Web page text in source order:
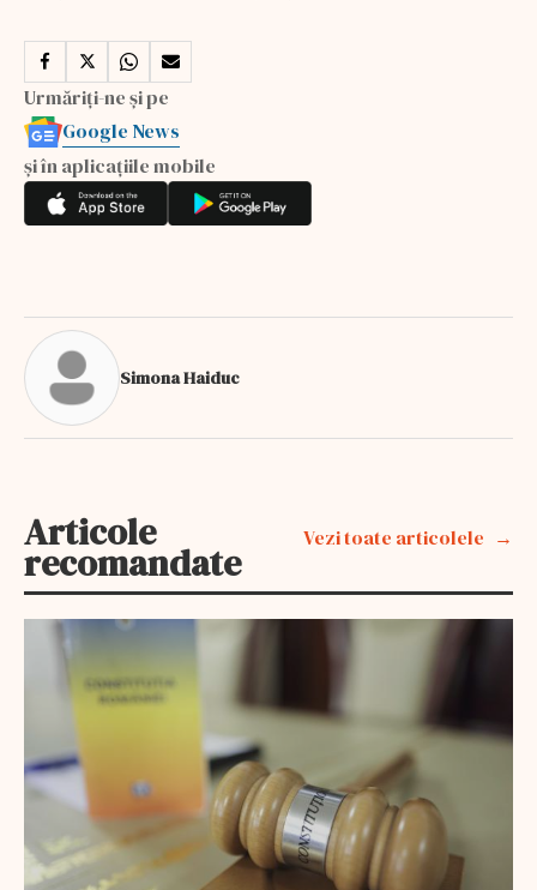
Urmăriți-ne și pe
Google News
și în aplicațiile mobile
Simona Haiduc
Articole
recomandate
Vezi toate articolele